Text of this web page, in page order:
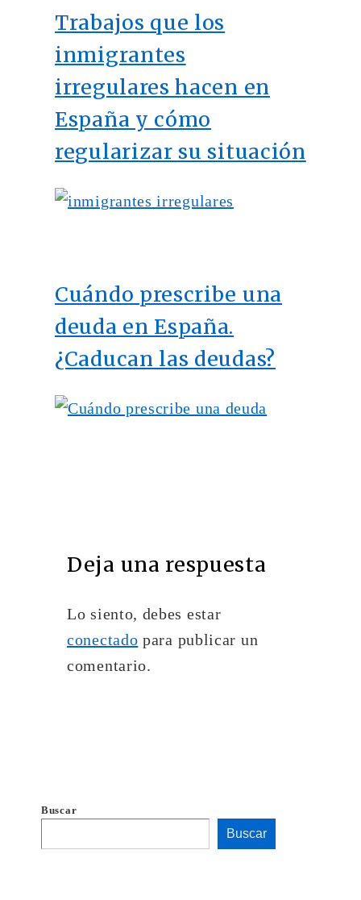
Trabajos que los
inmigrantes
irregulares hacen en
España y cómo
regularizar su situación
Cuándo prescribe una
deuda en España.
¿Caducan las deudas?
Deja una respuesta
Lo siento, debes estar
conectado para publicar un
comentario.
Buscar
Buscar